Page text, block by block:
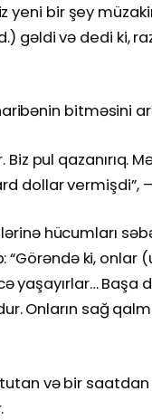
yeni bir şey
gəldi və dedi ki,
bitməsini
Biz pul
dollar vermişdi”,
hücumları
ki, onlar
yaşayırlar… Başa
Onların sağ
və bir